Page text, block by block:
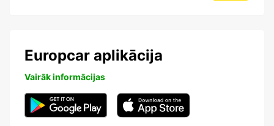
Europcar aplikācija
Vairāk informācijas